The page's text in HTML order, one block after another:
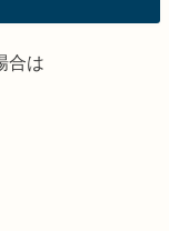
合は